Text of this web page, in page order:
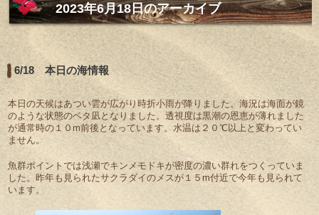
ス
キ
ッ
プ
2023年6月18日のアーカイブ
6/18 本日の海情報
本日の天候はあつい雲が広がり時折小雨が降りました。海況は海面が鏡
のような状態のベタ凪となりました。透視度は黒潮の恩恵が薄れました
が通常時の１０m前後となっています。水温は２０℃以上と変わってい
ません。
魚群ポイントでは浅瀬でキンメモドキが密度の濃い群れをつくっていま
した。昨年も見られたサクラダイのメスが１５m付近で今年も見られて
います。